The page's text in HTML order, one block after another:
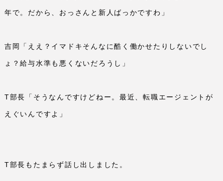
年で。だから、おっさんと新人ばっかですわ」
吉岡「ええ？イマドキそんなに酷く働かせたりしないでし
ょ？給与水準も悪くないだろうし」
T部長「そうなんですけどねー。最近、転職エージェントが
えぐいんですよ」
T部長もたまらず話し出しました。